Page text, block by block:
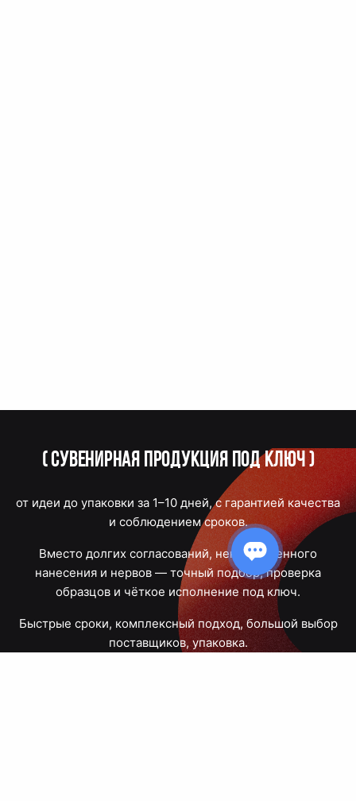
(Сувенирная продукция под ключ)
от идеи до упаковки за 1–10 дней, с гарантией качества
и соблюдением сроков.
Вместо долгих согласований, некачественного
нанесения и нервов — точный подбор, проверка
образцов и чёткое исполнение под ключ.
Быстрые сроки, комплексный подход, большой выбор
поставщиков, упаковка.